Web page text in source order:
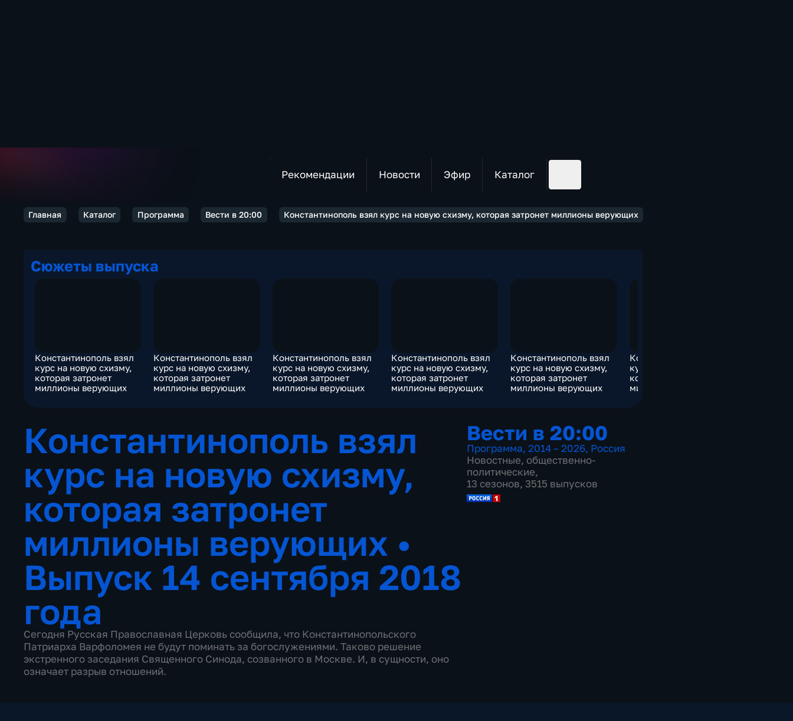
Рекомендации Новости Эфир Каталог
Главная Каталог Программа Вести в 20:00 Константинополь взял курс на новую схизму, которая затронет миллионы верующих
Сюжеты выпуска
Константинополь взял
курс на новую схизму,
которая затронет
миллионы верующих
Константинополь взял
курс на новую схизму,
которая затронет
миллионы верующих
Константинополь взял
курс на новую схизму,
которая затронет
миллионы верующих
Константинополь взял
курс на новую схизму,
которая затронет
миллионы верующих
Константинополь взял
курс на новую схизму,
которая затронет
миллионы верующих
Константинополь взял
курс на новую схизму,
которая затронет
миллионы верующих
Константинополь взял
курс на новую схизму,
которая затронет
миллионы верующих •
Выпуск 14 сентября 2018
года
Сегодня Русская Православная Церковь сообщила, что Константинопольского
Патриарха Варфоломея не будут поминать за богослужениями. Таково решение
экстренного заседания Священного Синода, созванного в Москве. И, в сущности, оно
означает разрыв отношений.
Вести в 20:00
Программа, 2014 – 2026, Россия
Новостные, общественно-
политические,
13 сезонов, 3515 выпусков